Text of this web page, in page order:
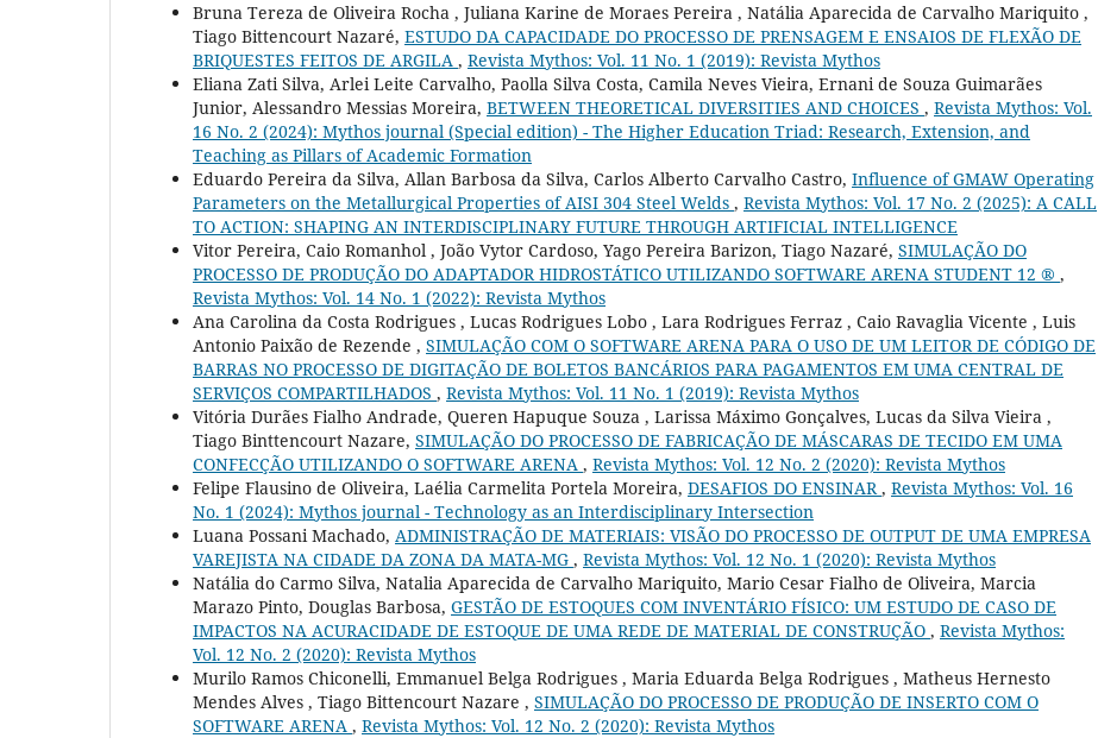
Bruna Tereza de Oliveira Rocha , Juliana Karine de Moraes Pereira , Natália Aparecida de Carvalho Mariquito ,
Tiago Bittencourt Nazaré, ESTUDO DA CAPACIDADE DO PROCESSO DE PRENSAGEM E ENSAIOS DE FLEXÃO DE
BRIQUESTES FEITOS DE ARGILA , Revista Mythos: Vol. 11 No. 1 (2019): Revista Mythos
Eliana Zati Silva, Arlei Leite Carvalho, Paolla Silva Costa, Camila Neves Vieira, Ernani de Souza Guimarães
Junior, Alessandro Messias Moreira, BETWEEN THEORETICAL DIVERSITIES AND CHOICES , Revista Mythos: Vol.
16 No. 2 (2024): Mythos journal (Special edition) - The Higher Education Triad: Research, Extension, and
Teaching as Pillars of Academic Formation
Eduardo Pereira da Silva, Allan Barbosa da Silva, Carlos Alberto Carvalho Castro, Influence of GMAW Operating
Parameters on the Metallurgical Properties of AISI 304 Steel Welds , Revista Mythos: Vol. 17 No. 2 (2025): A CALL
TO ACTION: SHAPING AN INTERDISCIPLINARY FUTURE THROUGH ARTIFICIAL INTELLIGENCE
Vitor Pereira, Caio Romanhol , João Vytor Cardoso, Yago Pereira Barizon, Tiago Nazaré, SIMULAÇÃO DO
PROCESSO DE PRODUÇÃO DO ADAPTADOR HIDROSTÁTICO UTILIZANDO SOFTWARE ARENA STUDENT 12 ® ,
Revista Mythos: Vol. 14 No. 1 (2022): Revista Mythos
Ana Carolina da Costa Rodrigues , Lucas Rodrigues Lobo , Lara Rodrigues Ferraz , Caio Ravaglia Vicente , Luis
Antonio Paixão de Rezende , SIMULAÇÃO COM O SOFTWARE ARENA PARA O USO DE UM LEITOR DE CÓDIGO DE
BARRAS NO PROCESSO DE DIGITAÇÃO DE BOLETOS BANCÁRIOS PARA PAGAMENTOS EM UMA CENTRAL DE
SERVIÇOS COMPARTILHADOS , Revista Mythos: Vol. 11 No. 1 (2019): Revista Mythos
Vitória Durães Fialho Andrade, Queren Hapuque Souza , Larissa Máximo Gonçalves, Lucas da Silva Vieira ,
Tiago Binttencourt Nazare, SIMULAÇÃO DO PROCESSO DE FABRICAÇÃO DE MÁSCARAS DE TECIDO EM UMA
CONFECÇÃO UTILIZANDO O SOFTWARE ARENA , Revista Mythos: Vol. 12 No. 2 (2020): Revista Mythos
Felipe Flausino de Oliveira, Laélia Carmelita Portela Moreira, DESAFIOS DO ENSINAR, Revista Mythos: Vol. 16
No. 1 (2024): Mythos journal - Technology as an Interdisciplinary Intersection
Luana Possani Machado, ADMINISTRAÇÃO DE MATERIAIS: VISÃO DO PROCESSO DE OUTPUT DE UMA EMPRESA
VAREJISTA NA CIDADE DA ZONA DA MATA-MG , Revista Mythos: Vol. 12 No. 1 (2020): Revista Mythos
Natália do Carmo Silva, Natalia Aparecida de Carvalho Mariquito, Mario Cesar Fialho de Oliveira, Marcia
Marazo Pinto, Douglas Barbosa, GESTÃO DE ESTOQUES COM INVENTÁRIO FÍSICO: UM ESTUDO DE CASO DE
IMPACTOS NA ACURACIDADE DE ESTOQUE DE UMA REDE DE MATERIAL DE CONSTRUÇÃO , Revista Mythos:
Vol. 12 No. 2 (2020): Revista Mythos
Murilo Ramos Chiconelli, Emmanuel Belga Rodrigues , Maria Eduarda Belga Rodrigues , Matheus Hernesto
Mendes Alves , Tiago Bittencourt Nazare , SIMULAÇÃO DO PROCESSO DE PRODUÇÃO DE INSERTO COM O
SOFTWARE ARENA , Revista Mythos: Vol. 12 No. 2 (2020): Revista Mythos